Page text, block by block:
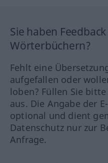
Sie haben
Wörterbüchern?
Fehlt eine
aufgefallen oder
loben? Füllen Sie
aus. Die Angabe der
optional und dient
Datenschutz nur zur
Anfrage.